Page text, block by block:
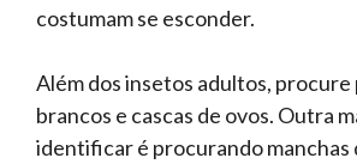
costumam se esconder.
Além dos insetos adultos, procure
brancos e cascas de ovos. Outra
identificar é procurando manchas